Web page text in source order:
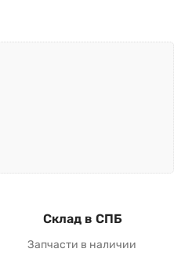
Склад в СПБ
Запчасти в наличии